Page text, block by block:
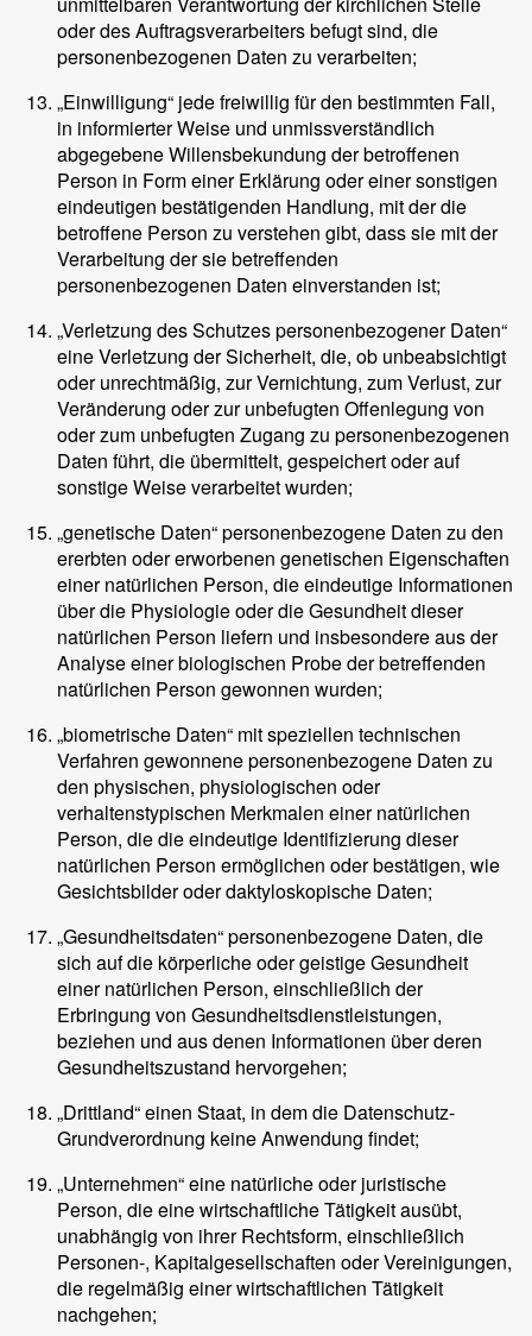
oder des Auftragsverarbeiters befugt sind, die
personenbezogenen Daten zu verarbeiten;
„Einwilligung“ jede freiwillig für den bestimmten Fall,
in informierter Weise und unmissverständlich
abgegebene Willensbekundung der betroffenen
Person in Form einer Erklärung oder einer sonstigen
eindeutigen bestätigenden Handlung, mit der die
betroffene Person zu verstehen gibt, dass sie mit der
Verarbeitung der sie betreffenden
personenbezogenen Daten einverstanden ist;
„Verletzung des Schutzes personenbezogener Daten“
eine Verletzung der Sicherheit, die, ob unbeabsichtigt
oder unrechtmäßig, zur Vernichtung, zum Verlust, zur
Veränderung oder zur unbefugten Offenlegung von
oder zum unbefugten Zugang zu personenbezogenen
Daten führt, die übermittelt, gespeichert oder auf
sonstige Weise verarbeitet wurden;
„genetische Daten“ personenbezogene Daten zu den
ererbten oder erworbenen genetischen Eigenschaften
einer natürlichen Person, die eindeutige Informationen
über die Physiologie oder die Gesundheit dieser
natürlichen Person liefern und insbesondere aus der
Analyse einer biologischen Probe der betreffenden
natürlichen Person gewonnen wurden;
„biometrische Daten“ mit speziellen technischen
Verfahren gewonnene personenbezogene Daten zu
den physischen, physiologischen oder
verhaltenstypischen Merkmalen einer natürlichen
Person, die die eindeutige Identifizierung dieser
natürlichen Person ermöglichen oder bestätigen, wie
Gesichtsbilder oder daktyloskopische Daten;
„Gesundheitsdaten“ personenbezogene Daten, die
sich auf die körperliche oder geistige Gesundheit
einer natürlichen Person, einschließlich der
Erbringung von Gesundheitsdienstleistungen,
beziehen und aus denen Informationen über deren
Gesundheitszustand hervorgehen;
„Drittland“ einen Staat, in dem die Datenschutz-
Grundverordnung keine Anwendung findet;
„Unternehmen“ eine natürliche oder juristische
Person, die eine wirtschaftliche Tätigkeit ausübt,
unabhängig von ihrer Rechtsform, einschließlich
Personen-, Kapitalgesellschaften oder Vereinigungen,
die regelmäßig einer wirtschaftlichen Tätigkeit
nachgehen;